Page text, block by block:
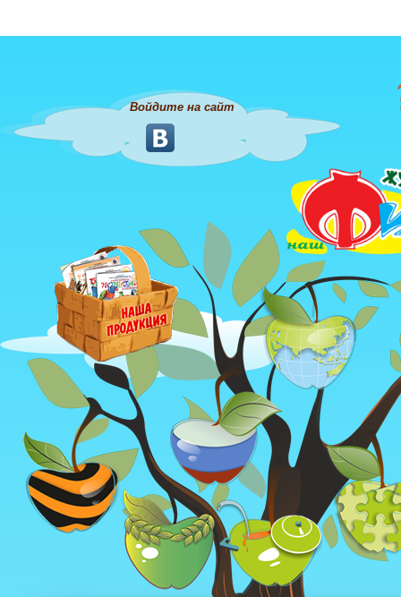
Войдите на сайт